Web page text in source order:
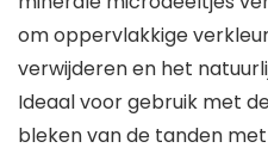
om oppervlakkige
verwijderen en het
Ideaal voor gebruik met
bleken van de tanden